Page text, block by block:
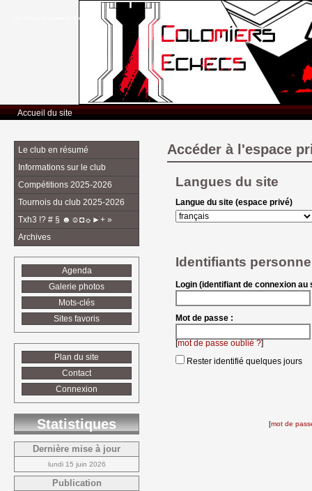
Club d’Echecs Léo Lagrange de Colomiers
Accueil du site
Accéder à l'espace
Langues du site
Langue du site (espace privé)
Identifiants
Login (identifiant de connexion au
Mot de passe :
[mot de passe oublié ?]
Rester identifié quelques jours
[mot de
Le club en résumé
Informations sur le club
Compétitions 2025-2026
Tournois du club 2025-2026
Txh3 !? # § ☻☺◘☼►+ »
Archives
Agenda
Galerie photos
Mots-clés
Sites favoris
Plan du site
Contact
Connexion
Statistiques
Dernière mise à jour
lundi 15 juin 2026
Publication